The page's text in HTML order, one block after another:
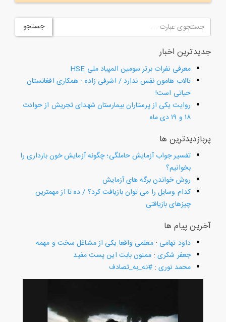
جستجو
جدیدترین اخبار
معرفی نفرات برتر سومین المپیاد ملی HSE
تالاب هامون نفس ندارد / اشرفی زاده : همکاری افغانستان
حیاتی است!
روایت یکی از پرستاران بیمارستان شهدای تجریش از حوادث
پربازدیدترین ها
تفسیر جواب آزمایش حاملگی؛ چگونه آزمایش خون بارداری را
بخوانیم؟
روش خواندن برگه های آزمایش
کدام وسایل را می توان بازیافت کرد؟ / ده تا از مهمترین
چیزهای بازیافتی
آخرین پیام ها
داود تهامی:معلمی واقعا یکی از مشاغل سخت و مهمه
جعفر شکری:ممنون بابت این پست مفید
محمد نوری:#نه_به_تصادف